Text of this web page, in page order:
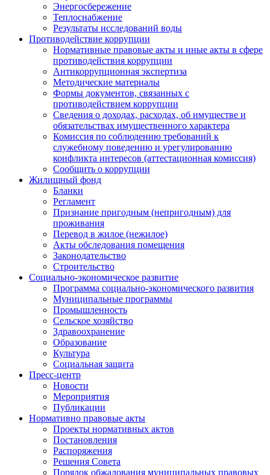
Энергосбережение
Теплоснабжение
Результаты исследований воды
Противодействие коррупции
Нормативные правовые акты и иные акты в сфере
противодействия коррупции
Антикоррупционная экспертиза
Методические материалы
Формы документов, связанных с
противодействием коррупции
Сведения о доходах, расходах, об имуществе и
обязательствах имущественного характера
Комиссия по соблюдению требований к
служебному поведению и урегулированию
конфликта интересов (аттестационная комиссия)
Сообщить о коррупции
Жилищный фонд
Бланки
Регламент
Признание пригодным (непригодным) для
проживания
Перевод в жилое (нежилое)
Акты обследования помещения
Законодательство
Строительство
Социально-экономическое развитие
Программа социально-экономического развития
Муниципальные программы
Промышленность
Сельское хозяйство
Здравоохранение
Образование
Культура
Социальная защита
Пресс-центр
Новости
Мероприятия
Публикации
Нормативно правовые акты
Проекты нормативных актов
Постановления
Распоряжения
Решения Совета
Порядок обжалования муниципальных правовых